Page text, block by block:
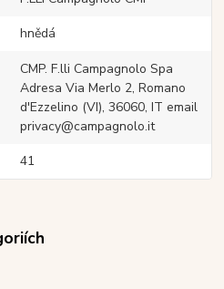
hnědá
CMP. F.lli Campagnolo Spa
Adresa Via Merlo 2, Romano
d'Ezzelino (VI), 36060, IT email
privacy@campagnolo.it
41